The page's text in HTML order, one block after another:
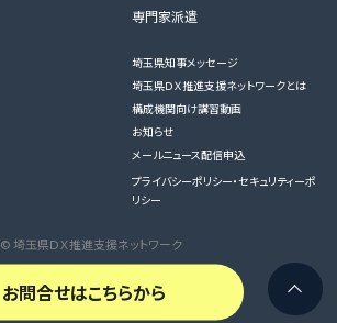
お問合せはこちらから
© 埼玉県ＤＸ推進支援ネットワーク
専門家派遣
埼玉県知事メッセージ
埼玉県ＤＸ推進支援ネットワークとは
構成機関向け講習動画
お知らせ
メールニュース配信申込
プライバシーポリシー・セキュリティーポ
リシー